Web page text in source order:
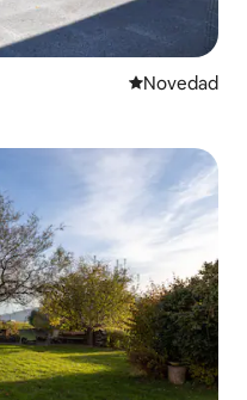
Lugar para
Novedad